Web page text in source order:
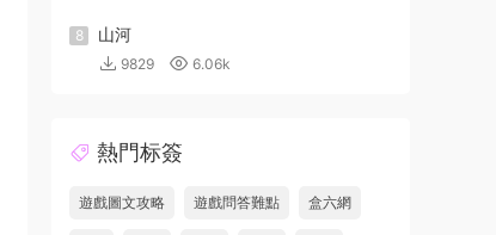
8 山河
9829 6.06k
熱門标簽
遊戲圖文攻略 遊戲問答難點 盒六網